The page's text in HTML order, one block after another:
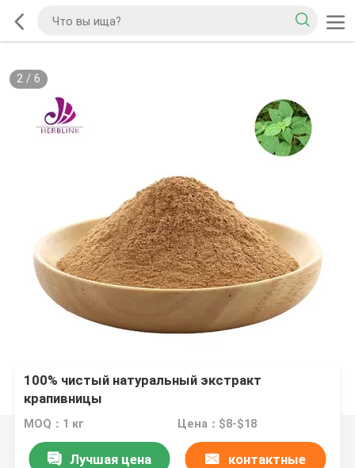
2/ 6
100% чистый натуральный экстракт
крапивницы
MOQ：1 кг Цена：$8-$18
Лучшая цена контактные